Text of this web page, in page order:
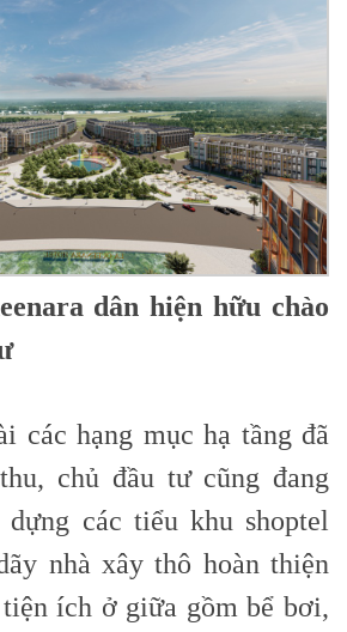
dân hiện hữu chào
các hạng mục hạ tầng đã
chủ đầu tư cũng đang
các tiểu khu shoptel
nhà xây thô hoàn thiện
ích ở giữa gồm bể bơi,